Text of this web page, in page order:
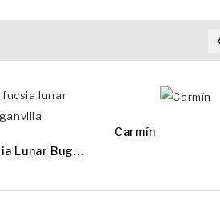
M
Od. Fucsia Lunar Buganvilla
Carmín